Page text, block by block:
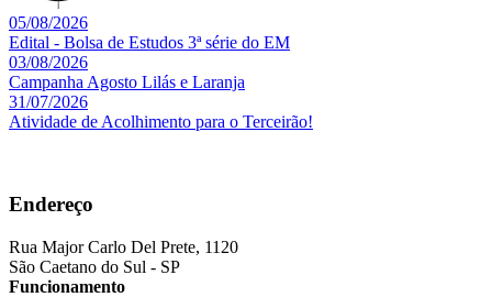
05/08/2026
Edital - Bolsa de Estudos 3ª série do EM
03/08/2026
Campanha Agosto Lilás e Laranja
31/07/2026
Atividade de Acolhimento para o Terceirão!
Endereço
Rua Major Carlo Del Prete, 1120
São Caetano do Sul - SP
Funcionamento